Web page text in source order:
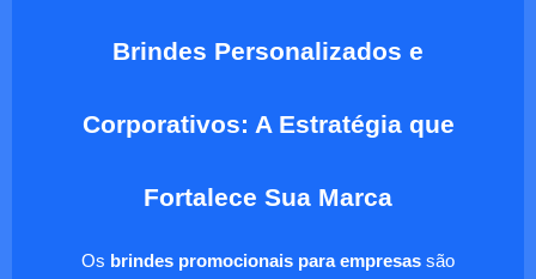
Brindes Personalizados e
Corporativos: A Estratégia que
Fortalece Sua Marca
Os brindes promocionais para empresas são